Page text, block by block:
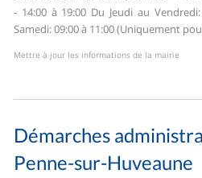
- 14:00 à 19:00 Du Jeudi au
Samedi: 09:00 à 11:00 (Uniquement
Mettre à jour les informations de la mairie
Démarches
Penne-sur-Huveaune